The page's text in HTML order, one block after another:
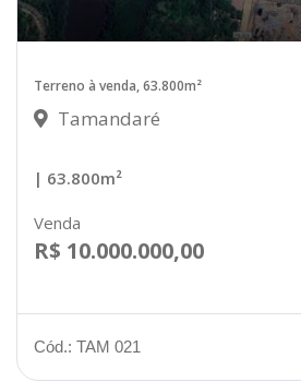
Terreno à venda, 63.800m²
Tamandaré
| 63.800m²
Venda
R$ 10.000.000,00
Cód.: TAM 021